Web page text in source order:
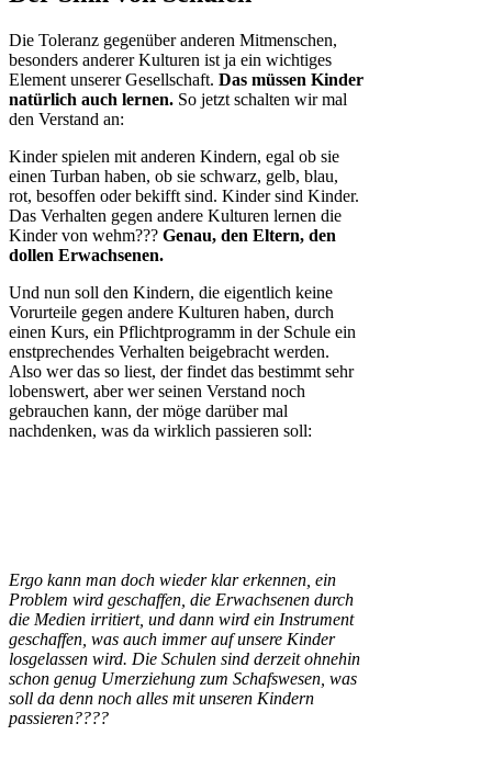
Die Toleranz gegenüber anderen Mitmenschen,
besonders anderer Kulturen ist ja ein wichtiges
Element unserer Gesellschaft. Das müssen Kinder
natürlich auch lernen. So jetzt schalten wir mal
den Verstand an:
Kinder spielen mit anderen Kindern, egal ob sie
einen Turban haben, ob sie schwarz, gelb, blau,
rot, besoffen oder bekifft sind. Kinder sind Kinder.
Das Verhalten gegen andere Kulturen lernen die
Kinder von wehm??? Genau, den Eltern, den
dollen Erwachsenen.
Und nun soll den Kindern, die eigentlich keine
Vorurteile gegen andere Kulturen haben, durch
einen Kurs, ein Pflichtprogramm in der Schule ein
enstprechendes Verhalten beigebracht werden.
Also wer das so liest, der findet das bestimmt sehr
lobenswert, aber wer seinen Verstand noch
gebrauchen kann, der möge darüber mal
nachdenken, was da wirklich passieren soll:
Ergo kann man doch wieder klar erkennen, ein
Problem wird geschaffen, die Erwachsenen durch
die Medien irritiert, und dann wird ein Instrument
geschaffen, was auch immer auf unsere Kinder
losgelassen wird. Die Schulen sind derzeit ohnehin
schon genug Umerziehung zum Schafswesen, was
soll da denn noch alles mit unseren Kindern
passieren????